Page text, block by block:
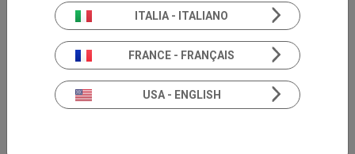
ITALIA - ITALIANO
FRANCE - FRANÇAIS
USA - ENGLISH